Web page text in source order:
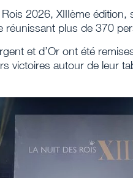
2026, XIIIème édition,
réunissant plus de 370
et d’Or ont été
victoires autour de leur